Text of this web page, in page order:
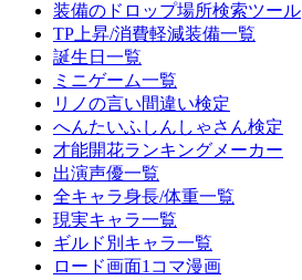
装備のドロップ場所検索ツール
TP上昇/消費軽減装備一覧
誕生日一覧
ミニゲーム一覧
リノの言い間違い検定
へんたいふしんしゃさん検定
才能開花ランキングメーカー
出演声優一覧
全キャラ身長/体重一覧
現実キャラ一覧
ギルド別キャラ一覧
ロード画面1コマ漫画